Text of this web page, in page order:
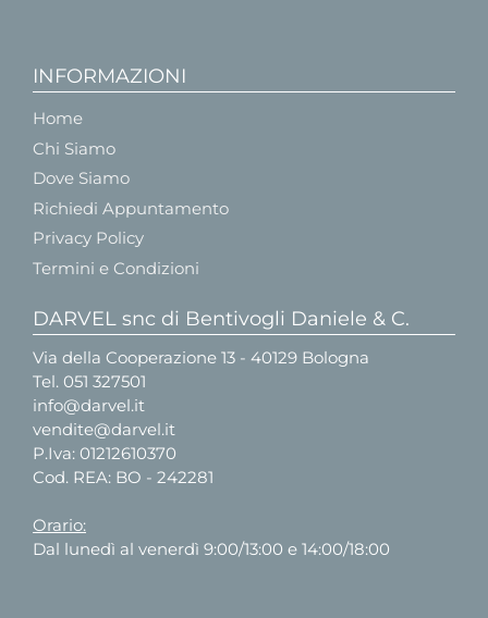
INFORMAZIONI
Home
Chi Siamo
Dove Siamo
Richiedi Appuntamento
Privacy Policy
Termini e Condizioni
DARVEL snc di Bentivogli Daniele & C.
Via della Cooperazione 13 - 40129 Bologna
Tel. 051 327501
info@darvel.it
vendite@darvel.it
P.Iva: 01212610370
Cod. REA: BO - 242281
Orario:
Dal lunedì al venerdì 9:00/13:00 e 14:00/18:00